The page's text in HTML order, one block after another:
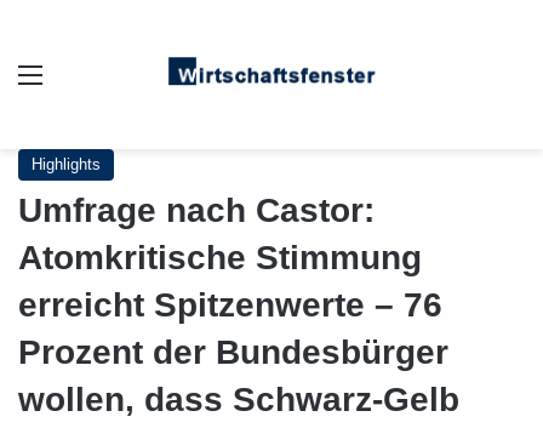
Highlights
Umfrage nach Castor:
Atomkritische Stimmung
erreicht Spitzenwerte – 76
Prozent der Bundesbürger
wollen, dass Schwarz-Gelb